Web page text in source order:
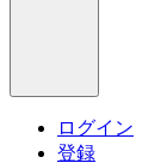
ログイン
登録